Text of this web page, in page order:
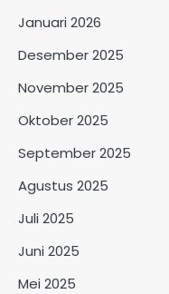
Januari 2026
Desember 2025
November 2025
Oktober 2025
September 2025
Agustus 2025
Juli 2025
Juni 2025
Mei 2025